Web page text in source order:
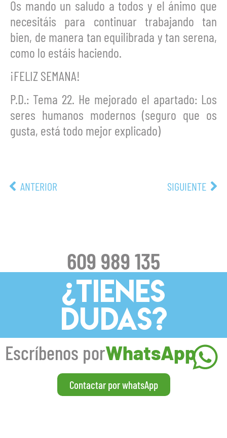
Os mando un saludo a todos y el ánimo que
necesitáis para continuar trabajando tan
bien, de manera tan equilibrada y tan serena,
como lo estáis haciendo.
¡FELIZ SEMANA!
P.D.: Tema 22. He mejorado el apartado: Los
seres humanos modernos (seguro que os
gusta, está todo mejor explicado)
ANTERIOR SIGUIENTE
609 989 135
¿TIENES
DUDAS?
Escríbenos porWhatsApp
Contactar por whatsApp